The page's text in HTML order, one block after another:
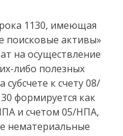
1130, имеющая
поисковые активы»
на осуществление
либо полезных
к счету 08/
формируется как
и счетом 05/НПА,
нематериальные